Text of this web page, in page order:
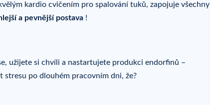
kardio cvičením pro spalování tuků, zapojuje všechny
a pevnější postava !
užijete si chvíli a nastartujete produkci endorfinů –
stresu po dlouhém pracovním dni, že?